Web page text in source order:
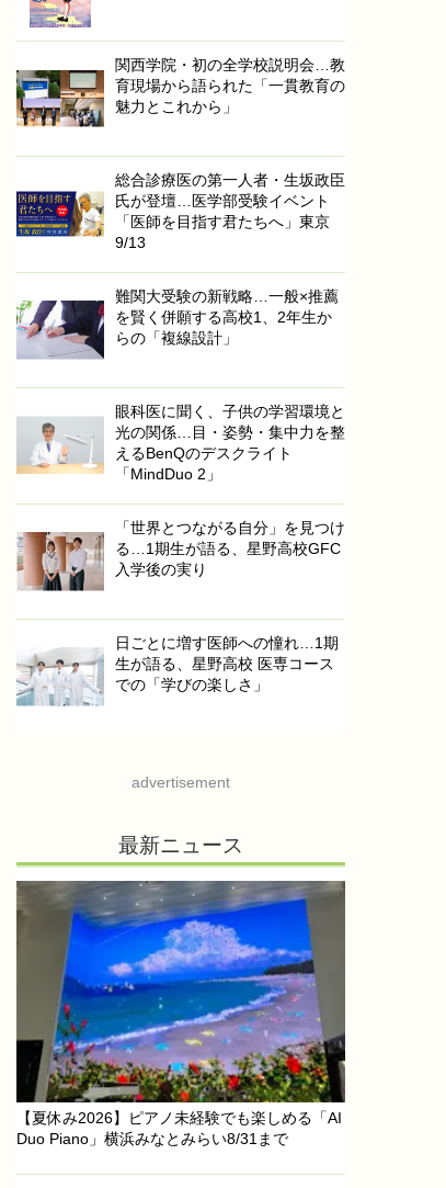
関西学院・初の全学校説明会…教
育現場から語られた「一貫教育の
魅力とこれから」
総合診療医の第一人者・生坂政臣
氏が登壇…医学部受験イベント
「医師を目指す君たちへ」東京
9/13
難関大受験の新戦略…一般×推薦
を賢く併願する高校1、2年生か
らの「複線設計」
眼科医に聞く、子供の学習環境と
光の関係…目・姿勢・集中力を整
えるBenQのデスクライト
「MindDuo 2」
「世界とつながる自分」を見つけ
る…1期生が語る、星野高校GFC
入学後の実り
日ごとに増す医師への憧れ…1期
生が語る、星野高校 医専コース
での「学びの楽しさ」
advertisement
最新ニュース
【夏休み2026】ピアノ未経験でも楽しめる「AI
Duo Piano」横浜みなとみらい8/31まで